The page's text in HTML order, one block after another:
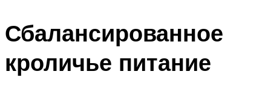
Сбалансированное
кроличье питание